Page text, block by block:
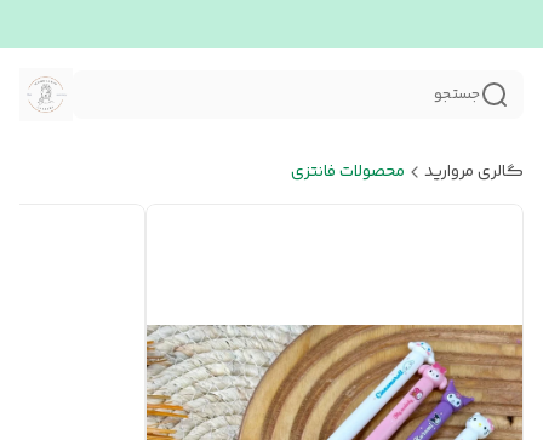
جستجو
گالری مروارید محصولات فانتزی